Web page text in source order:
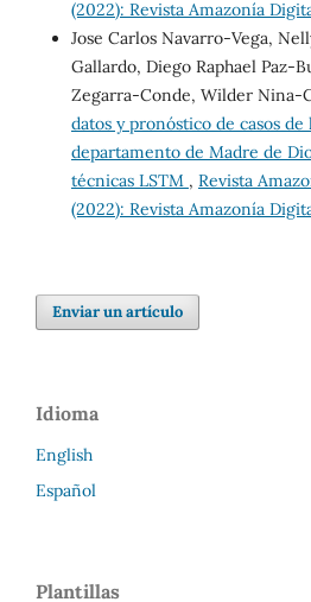
(2022): Revista Amazonía
Jose Carlos Navarro-Vega,
Gallardo, Diego Raphael Paz-
Zegarra-Conde, Wilder Nina-
datos y pronóstico de casos
departamento de Madre de
técnicas LSTM , Revista
(2022): Revista Amazonía
Enviar un artículo
Idioma
English
Español
Plantillas